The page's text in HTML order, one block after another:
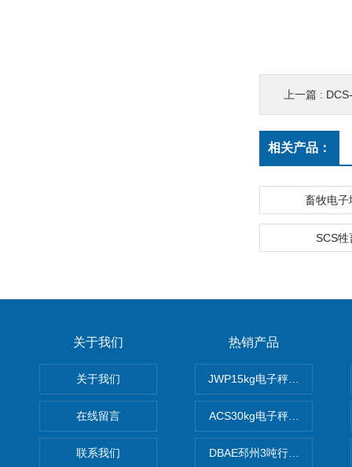
上一篇 : DCS-
相关产品：
畜牧电子
SCS牲
关于我们
关于我们
在线留言
联系我们
热销产品
JWP15kg电子秤价格,15公
ACS30kg电子秤价格,30公
DBAE邳州3吨行车电子吊秤